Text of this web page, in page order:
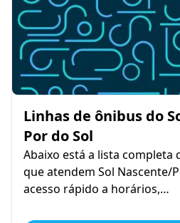
Linhas de ônibus do
Por do Sol
Abaixo está a lista completa
que atendem Sol Nascente/
acesso rápido a horários,…